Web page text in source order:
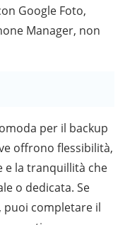
Google Foto,
Manager, non
per il backup
offrono flessibilità,
e la tranquillità che
o dedicata. Se
, puoi completare il